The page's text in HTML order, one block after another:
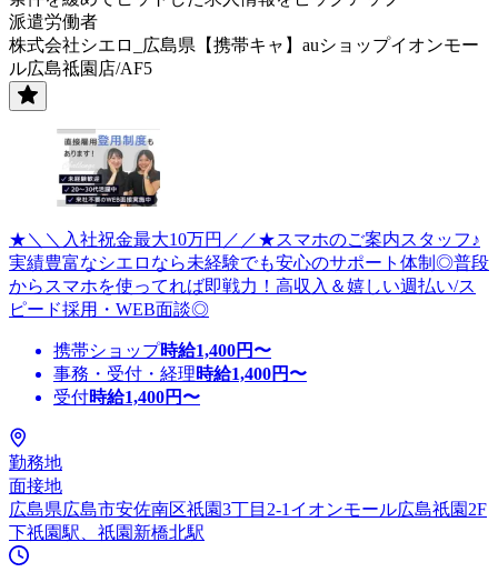
派遣労働者
株式会社シエロ_広島県【携帯キャ】auショップイオンモー
ル広島祗園店/AF5
★＼＼入社祝金最大10万円／／★スマホのご案内スタッフ♪
実績豊富なシエロなら未経験でも安心のサポート体制◎普段
からスマホを使ってれば即戦力！高収入＆嬉しい週払い/ス
ピード採用・WEB面談◎
携帯ショップ時給1,400円〜
事務・受付・経理時給1,400円〜
受付時給1,400円〜
勤務地
面接地
広島県広島市安佐南区祇園3丁目2-1イオンモール広島祇園2F
下祇園駅、祇園新橋北駅